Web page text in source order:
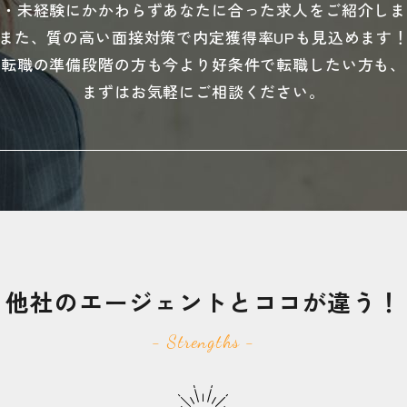
未経験にかかわらずあなたに合った求人をご紹介し
た、質の高い面接対策で内定獲得率UPも見込めます
転職の準備段階の方も今より好条件で転職したい方も、
まずはお気軽にご相談ください。
他社のエージェントと ココが違う！
- Strengths -